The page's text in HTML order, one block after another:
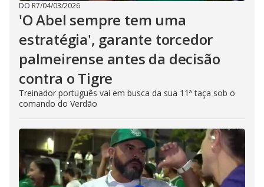
DO R7/04/03/2026
'O Abel sempre tem uma
estratégia', garante torcedor
palmeirense antes da decisão
contra o Tigre
Treinador português vai em busca da sua 11ª taça sob o
comando do Verdão